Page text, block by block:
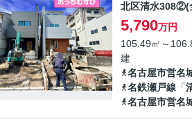
北区清水308②(
5,790万円
105.49㎡～
建
名古屋市営名
名鉄瀬戸線 「
名古屋市営名